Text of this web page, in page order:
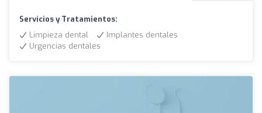
Servicios y Tratamientos:
Limpieza dental
Implantes dentales
Urgencias dentales